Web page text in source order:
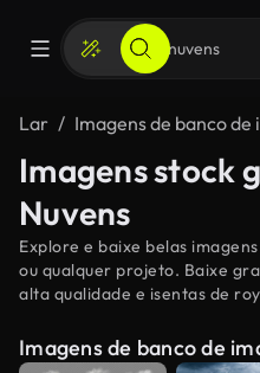
Lar Imagens de banco
Imagens stock
Nuvens
Explore e baixe belas
ou qualquer projeto. Baixe
alta qualidade e isentas de
Imagens de banco de